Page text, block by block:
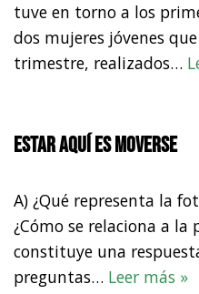
tuve en torno a los
dos mujeres jóvenes
trimestre, realizados…
Estar aquí es moverse
A) ¿Qué representa la
¿Cómo se relaciona a
constituye una
preguntas… Leer más »